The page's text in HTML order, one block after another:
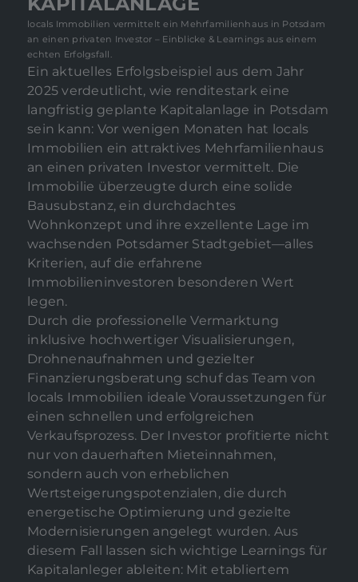
locals Immobilien vermittelt ein Mehrfamilienhaus in Potsdam
an einen privaten Investor – Einblicke & Learnings aus einem
echten Erfolgsfall.
Ein aktuelles Erfolgsbeispiel aus dem Jahr
2025 verdeutlicht, wie renditestark eine
langfristig geplante Kapitalanlage in Potsdam
sein kann: Vor wenigen Monaten hat locals
Immobilien ein attraktives Mehrfamilienhaus
an einen privaten Investor vermittelt. Die
Immobilie überzeugte durch eine solide
Bausubstanz, ein durchdachtes
Wohnkonzept und ihre exzellente Lage im
wachsenden Potsdamer Stadtgebiet—alles
Kriterien, auf die erfahrene
Immobilieninvestoren besonderen Wert
legen.
Durch die professionelle Vermarktung
inklusive hochwertiger Visualisierungen,
Drohnenaufnahmen und gezielter
Finanzierungsberatung schuf das Team von
locals Immobilien ideale Voraussetzungen für
einen schnellen und erfolgreichen
Verkaufsprozess. Der Investor profitierte nicht
nur von dauerhaften Mieteinnahmen,
sondern auch von erheblichen
Wertsteigerungspotenzialen, die durch
energetische Optimierung und gezielte
Modernisierungen angelegt wurden. Aus
diesem Fall lassen sich wichtige Learnings für
Kapitalanleger ableiten: Mit etabliertem